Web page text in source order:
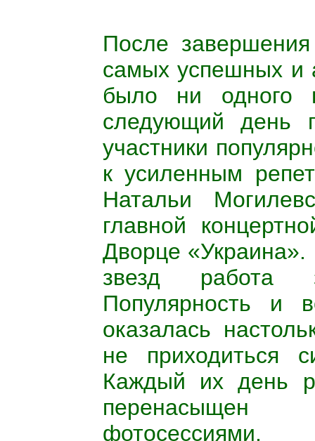
После
самых успешных и
было ни одного
следующий день
участники
к усиленным
Натальи
главной
Дворце «Украина».
звезд работа
Популярность и
оказалась
не приходиться
Каждый их день
перенасыщен